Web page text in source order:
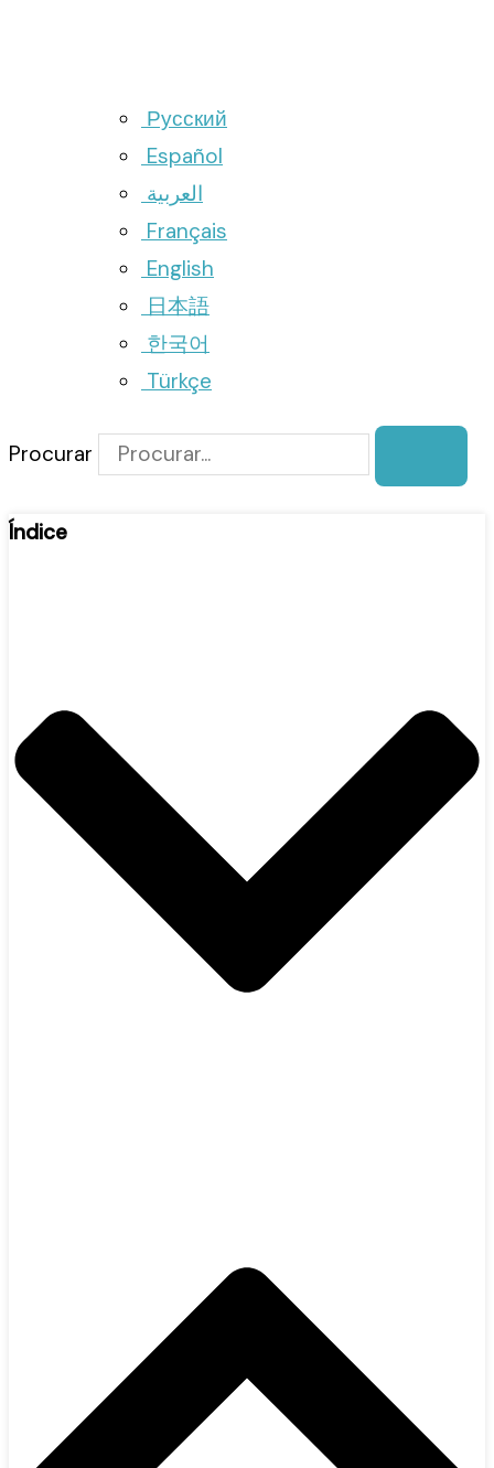
Русский
Español
العربية
Français
English
日本語
한국어
Türkçe
Procurar
Índice